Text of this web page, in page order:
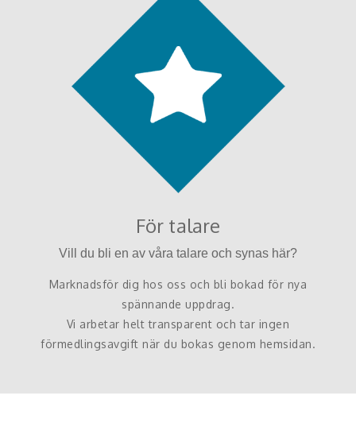
För talare
Vill du bli en av våra talare och synas här?
Marknadsför dig hos oss och bli bokad för nya
spännande uppdrag.
Vi arbetar helt transparent och tar ingen
förmedlingsavgift när du bokas genom hemsidan.